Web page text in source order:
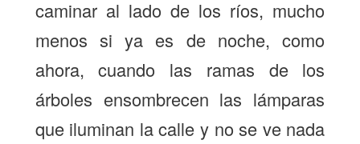
caminar al lado de los ríos, mucho
menos si ya es de noche, como
ahora, cuando las ramas de los
árboles ensombrecen las lámparas
que iluminan la calle y no se ve nada